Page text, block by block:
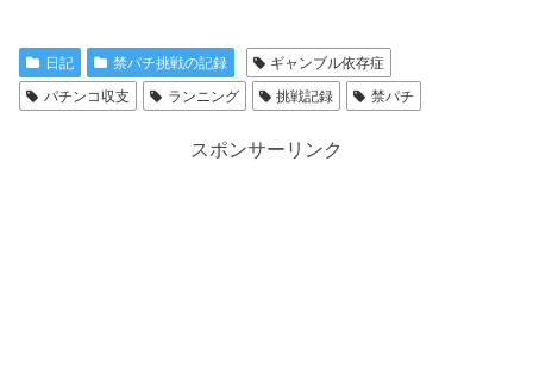
日記 禁パチ挑戦の記録
ギャンブル依存症
パチンコ収支
ランニング 挑戦記録 禁パチ
スポンサーリンク